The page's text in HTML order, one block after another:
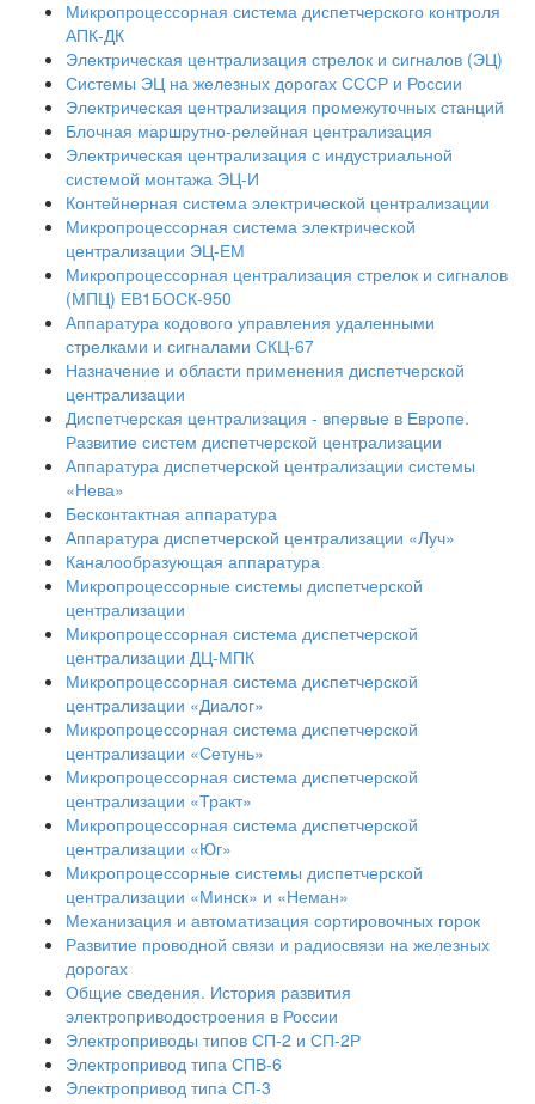
Микропроцессорная система диспетчерского контроля
АПК-ДК
Электрическая централизация стрелок и сигналов (ЭЦ)
Системы ЭЦ на железных дорогах СССР и России
Электрическая централизация промежуточных станций
Блочная маршрутно-релейная централизация
Электрическая централизация с индустриальной
системой монтажа ЭЦ-И
Контейнерная система электрической централизации
Микропроцессорная система электрической
централизации ЭЦ-ЕМ
Микропроцессорная централизация стрелок и сигналов
(МПЦ) ЕВ1БОСК-950
Аппаратура кодового управления удаленными
стрелками и сигналами СКЦ-67
Назначение и области применения диспетчерской
централизации
Диспетчерская централизация - впервые в Европе.
Развитие систем диспетчерской централизации
Аппаратура диспетчерской централизации системы
«Нева»
Бесконтактная аппаратура
Аппаратура диспетчерской централизации «Луч»
Каналообразующая аппаратура
Микропроцессорные системы диспетчерской
централизации
Микропроцессорная система диспетчерской
централизации ДЦ-МПК
Микропроцессорная система диспетчерской
централизации «Диалог»
Микропроцессорная система диспетчерской
централизации «Сетунь»
Микропроцессорная система диспетчерской
централизации «Тракт»
Микропроцессорная система диспетчерской
централизации «Юг»
Микропроцессорные системы диспетчерской
централизации «Минск» и «Неман»
Механизация и автоматизация сортировочных горок
Развитие проводной связи и радиосвязи на железных
дорогах
Общие сведения. История развития
электроприводостроения в России
Электроприводы типов СП-2 и СП-2Р
Электропривод типа СПВ-6
Электропривод типа СП-3